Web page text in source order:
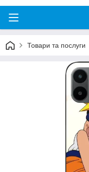
Товари та послуги